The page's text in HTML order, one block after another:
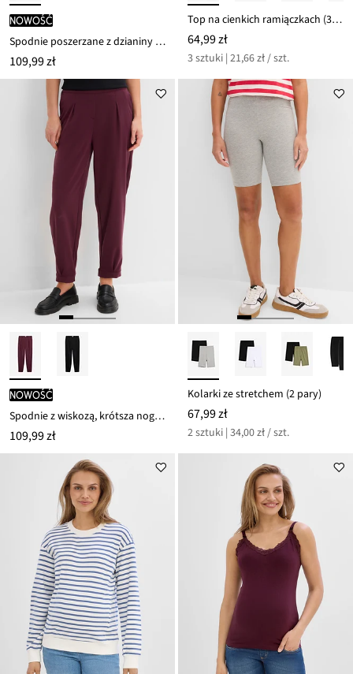
nowość
Spodnie poszerzane z dzianiny punto di roma
109,99 zł
Top na cienkich ramiączkach (3 szt.)
64,99 zł
3 sztuki | 21,66 zł / szt.
nowość
Spodnie z wiskozą, krótsza nogawka
109,99 zł
Kolarki ze stretchem (2 pary)
67,99 zł
2 sztuki | 34,00 zł / szt.